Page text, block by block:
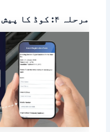
مرحلہ ۴: کوڈ کا پیش نظارہ اور ٹیسٹ کریں